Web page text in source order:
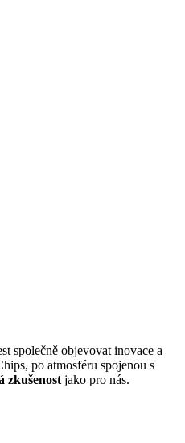
společně objevovat inovace a
po atmosféru spojenou s
zkušenostjako pro nás.